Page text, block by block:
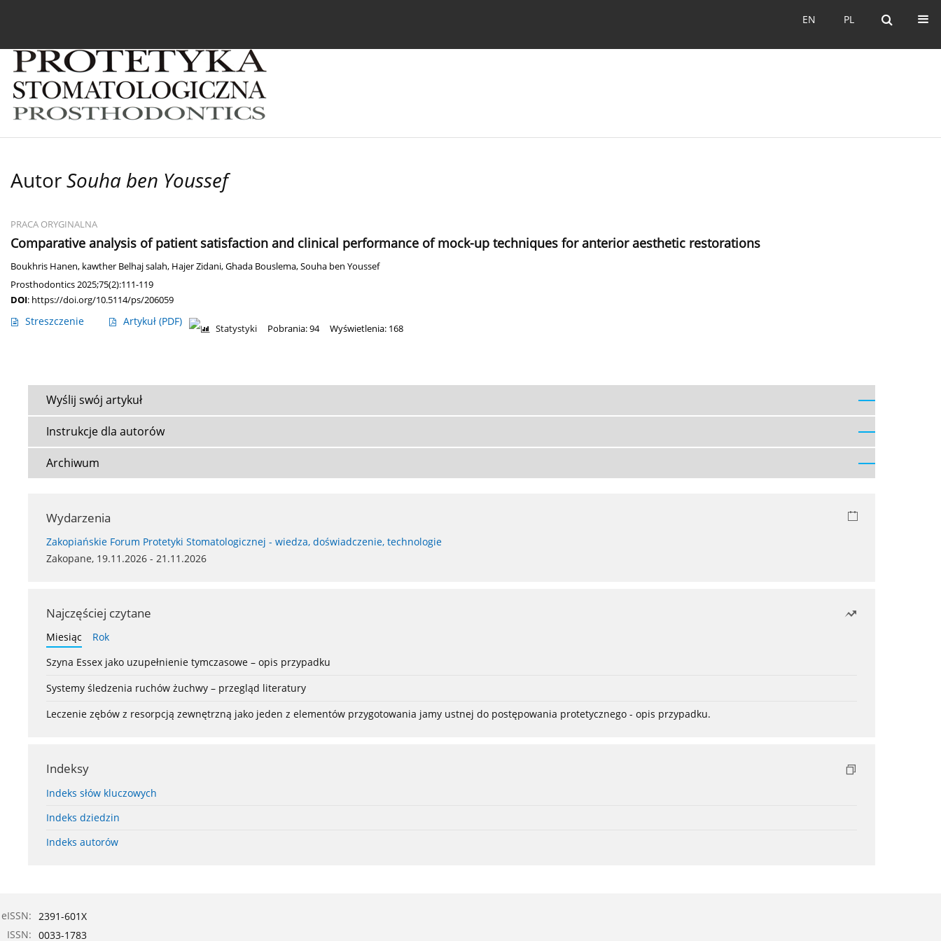
PL
EN PL
EN
AutorSouha ben Youssef
PRACA ORYGINALNA
Comparative analysis of patient satisfaction and clinical performance of mock-up techniques for anterior aesthetic restorations
Boukhris Hanen, kawther Belhaj salah, Hajer Zidani,Ghada Bouslema,Souha ben Youssef
Prosthodontics 2025;75(2):111-119
DOI: https://doi.org/10.5114/ps/206059
Streszczenie Artykuł (PDF)
Statystyki Pobrania: 94 Wyświetlenia: 168
Wyślij swój artykuł
Instrukcje dla autorów
Archiwum
Wydarzenia
Zakopiańskie Forum Protetyki Stomatologicznej - wiedza, doświadczenie, technologie
Zakopane, 19.11.2026 - 21.11.2026
Najczęściej czytane
Miesiąc
Rok
Szyna Essex jako uzupełnienie tymczasowe – opis przypadku
Systemy śledzenia ruchów żuchwy – przegląd literatury
Leczenie zębów z resorpcją zewnętrzną jako jeden z elementów przygotowania jamy ustnej do postępowania protetycznego - opis przypadku.
Indeksy
Indeks słów kluczowych
Indeks dziedzin
Indeks autorów
eISSN: 2391-601X
ISSN: 0033-1783